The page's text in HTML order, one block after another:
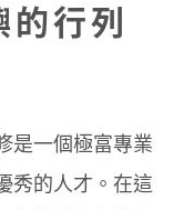
行列
是一個極富專業
秀的人才。在這